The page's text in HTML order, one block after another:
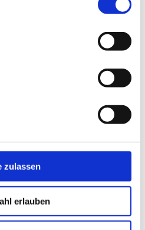
zulassen
erlauben
und Auditiert durch die
GmbH als neutraler und
zugelassener Stelle. Durch
Prüfberichte und
wir unseren Kunden